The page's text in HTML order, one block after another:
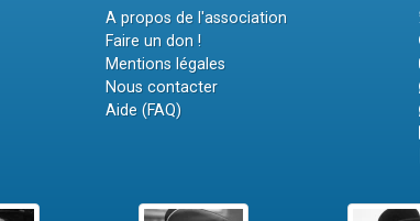
A propos de l'association
Faire un don !
Mentions légales
Nous contacter
Aide (FAQ)